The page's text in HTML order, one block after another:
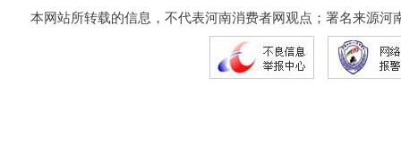
本网站所转载的信息，不代表河南消费者网观点；署名来源